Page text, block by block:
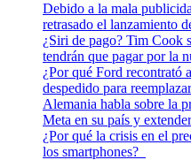
Debido a la mala
retrasado el lanzamiento
¿Siri de pago? Tim Cook
tendrán que pagar por la
¿Por qué Ford recontrató
despedido para
Alemania habla sobre la
Meta en su país y
¿Por qué la crisis en el
los smartphones?